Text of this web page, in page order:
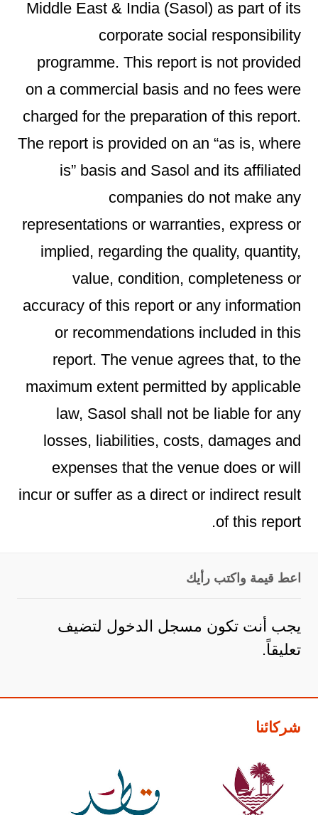
Middle East & India (Sasol) as part of its
corporate social responsibility
programme. This report is not provided
on a commercial basis and no fees were
charged for the preparation of this report.
The report is provided on an “as is, where
is” basis and Sasol and its affiliated
companies do not make any
representations or warranties, express or
implied, regarding the quality, quantity,
value, condition, completeness or
accuracy of this report or any information
or recommendations included in this
report. The venue agrees that, to the
maximum extent permitted by applicable
law, Sasol shall not be liable for any
losses, liabilities, costs, damages and
expenses that the venue does or will
incur or suffer as a direct or indirect result
of this report.
اعط قيمة واكتب رأيك
يجب أنت تكون مسجل الدخول لتضيف
تعليقاً.
شركائنا